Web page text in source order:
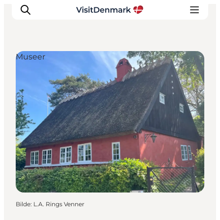
Inspirasjon
Reisemål
Aktiviteter
Overnatting
Planlegg reisen
Museer
Bilde: L.A. Rings Venner